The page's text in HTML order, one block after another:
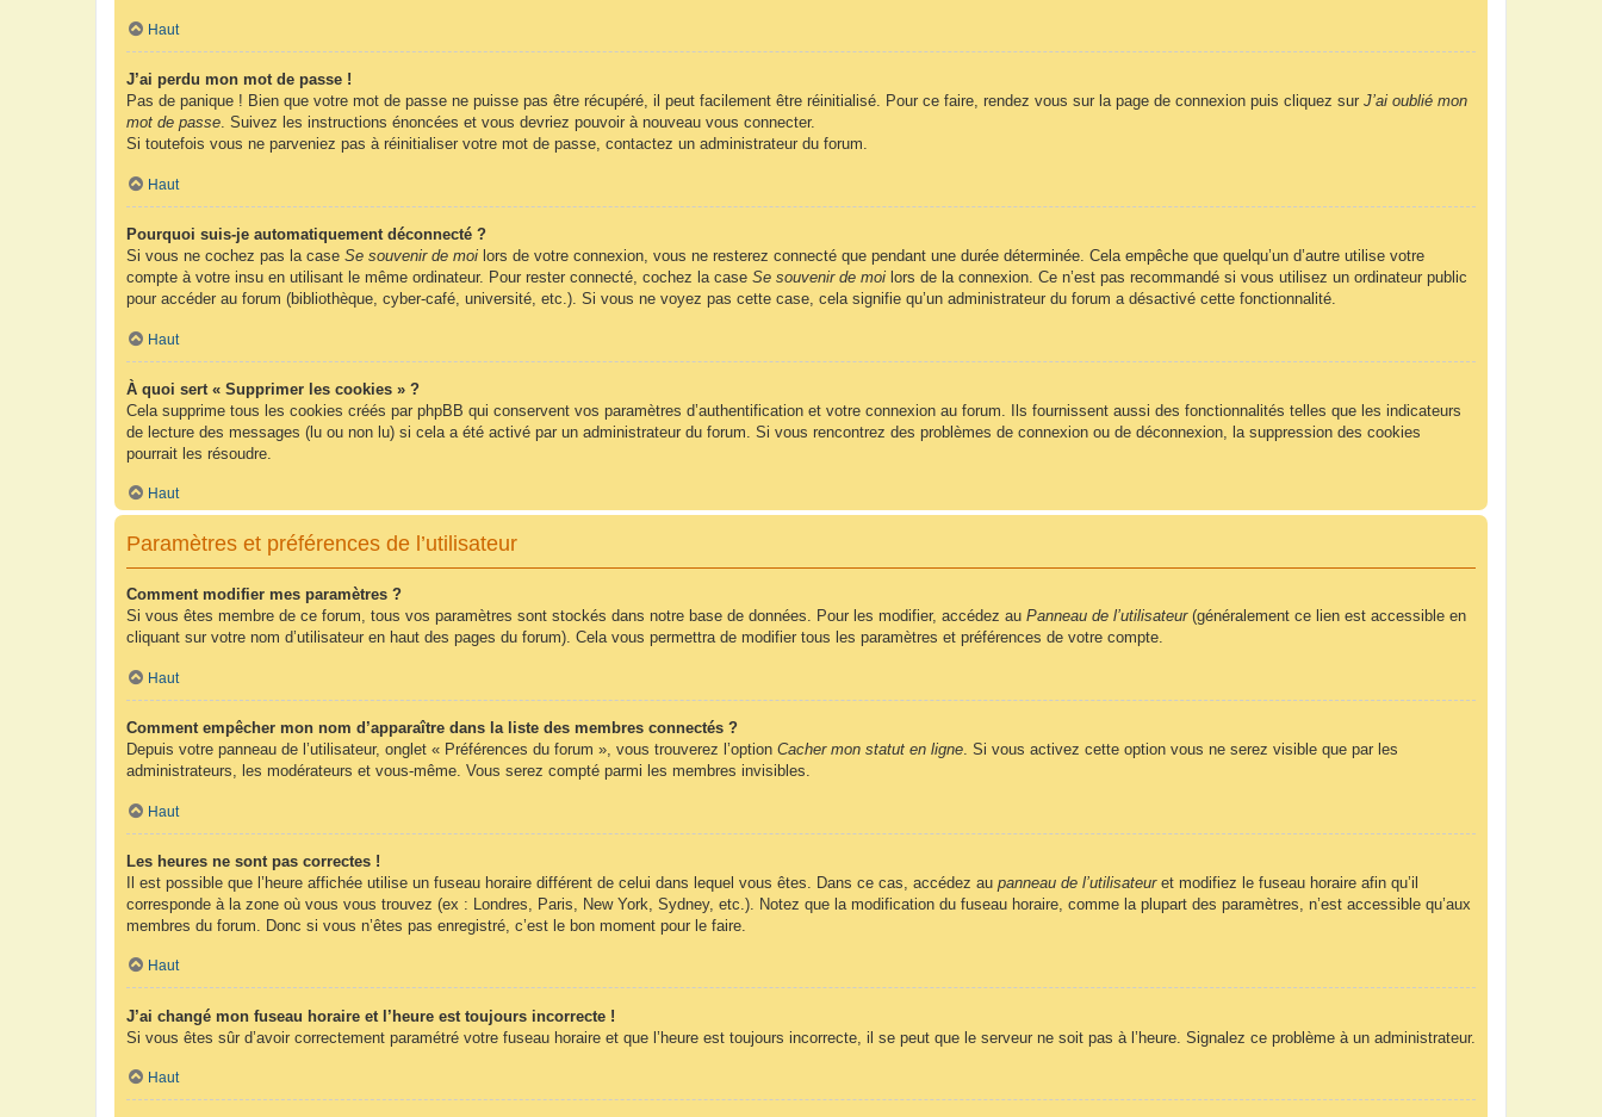
Haut
J’ai perdu mon mot de passe !
Pas de panique ! Bien que votre mot de passe ne puisse pas être récupéré, il peut facilement être réinitialisé. Pour ce faire, rendez vous sur la page de connexion puis cliquez sur J’ai oublié mon
mot de passe. Suivez les instructions énoncées et vous devriez pouvoir à nouveau vous connecter.
Si toutefois vous ne parveniez pas à réinitialiser votre mot de passe, contactez un administrateur du forum.
Haut
Pourquoi suis-je automatiquement déconnecté ?
Si vous ne cochez pas la case Se souvenir de moi lors de votre connexion, vous ne resterez connecté que pendant une durée déterminée. Cela empêche que quelqu’un d’autre utilise votre
compte à votre insu en utilisant le même ordinateur. Pour rester connecté, cochez la case Se souvenir de moi lors de la connexion. Ce n’est pas recommandé si vous utilisez un ordinateur public
pour accéder au forum (bibliothèque, cyber-café, université, etc.). Si vous ne voyez pas cette case, cela signifie qu’un administrateur du forum a désactivé cette fonctionnalité.
Haut
À quoi sert « Supprimer les cookies » ?
Cela supprime tous les cookies créés par phpBB qui conservent vos paramètres d’authentification et votre connexion au forum. Ils fournissent aussi des fonctionnalités telles que les indicateurs
de lecture des messages (lu ou non lu) si cela a été activé par un administrateur du forum. Si vous rencontrez des problèmes de connexion ou de déconnexion, la suppression des cookies
pourrait les résoudre.
Haut
Paramètres et préférences de l’utilisateur
Comment modifier mes paramètres ?
Si vous êtes membre de ce forum, tous vos paramètres sont stockés dans notre base de données. Pour les modifier, accédez au Panneau de l’utilisateur(généralement ce lien est accessible en
cliquant sur votre nom d’utilisateur en haut des pages du forum). Cela vous permettra de modifier tous les paramètres et préférences de votre compte.
Haut
Comment empêcher mon nom d’apparaître dans la liste des membres connectés ?
Depuis votre panneau de l’utilisateur, onglet « Préférences du forum », vous trouverez l’option Cacher mon statut en ligne. Si vous activez cette option vous ne serez visible que par les
administrateurs, les modérateurs et vous-même. Vous serez compté parmi les membres invisibles.
Haut
Les heures ne sont pas correctes !
Il est possible que l’heure affichée utilise un fuseau horaire différent de celui dans lequel vous êtes. Dans ce cas, accédez au panneau de l’utilisateuret modifiez le fuseau horaire afin qu’il
corresponde à la zone où vous vous trouvez (ex : Londres, Paris, New York, Sydney, etc.). Notez que la modification du fuseau horaire, comme la plupart des paramètres, n’est accessible qu’aux
membres du forum. Donc si vous n’êtes pas enregistré, c’est le bon moment pour le faire.
Haut
J’ai changé mon fuseau horaire et l’heure est toujours incorrecte !
Si vous êtes sûr d’avoir correctement paramétré votre fuseau horaire et que l’heure est toujours incorrecte, il se peut que le serveur ne soit pas à l’heure. Signalez ce problème à un administrateur.
Haut